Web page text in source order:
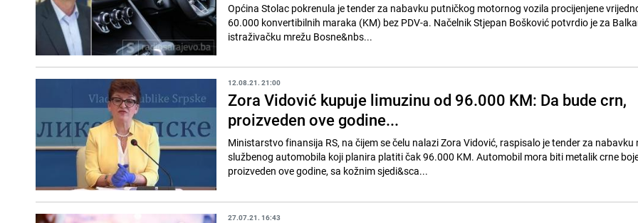
Općina Stolac pokrenula je tender za nabavku putničkog motornog vozila procijenjene
60.000 konvertibilnih maraka (KM) bez PDV-a. Načelnik Stjepan Bošković potvrdio je za
istraživačku mrežu Bosne&nbs...
12.08.21. 21:00
Zora Vidović kupuje limuzinu od 96.000 KM: Da bude crn,
proizveden ove godine...
Ministarstvo finansija RS, na čijem se čelu nalazi Zora Vidović, raspisalo je tender za nabavku
službenog automobila koji planira platiti čak 96.000 KM. Automobil mora biti metalik crne
proizveden ove godine, sa kožnim sjedi&sca...
27.07.21. 16:43